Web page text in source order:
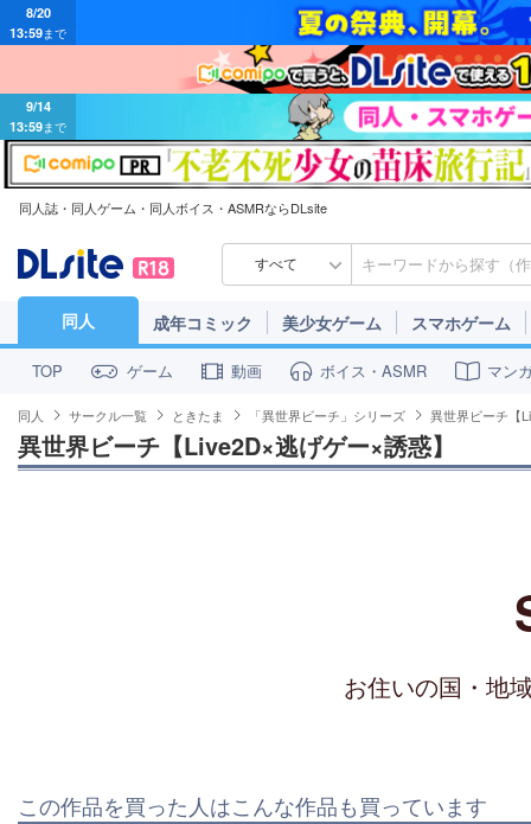
8/20
13:59まで
9/14
13:59まで
同人誌・同人ゲーム・同人ボイス・ASMRならDLsite
すべて
同人 成年コミック 美少女ゲーム スマホゲーム
TOP ゲーム 動画 ボイス・ASMR マン
同人 サークル一覧 ときたま 「異世界ビーチ」シリーズ 異世界ビーチ【
異世界ビーチ【Live2D×逃げゲー×誘惑】
お住いの国・地
この作品を買った人はこんな作品も買っています